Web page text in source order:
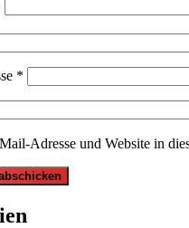
*
Adresse und Website in